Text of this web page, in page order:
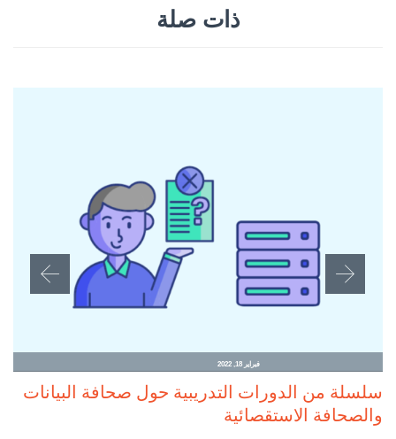
ذات صلة
فبراير 18, 2022
سلسلة من الدورات التدريبية حول صحافة البيانات
والصحافة الاستقصائية